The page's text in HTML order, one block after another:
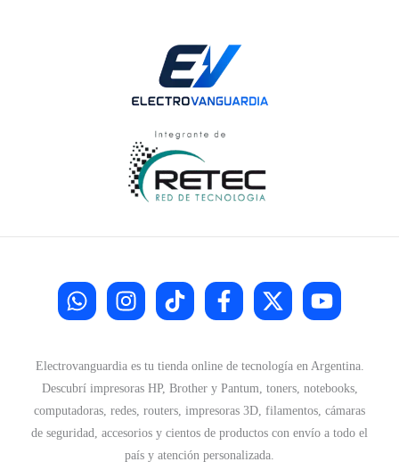
Electrovanguardia es tu tienda online de tecnología en Argentina.
Descubrí impresoras HP, Brother y Pantum, toners, notebooks,
computadoras, redes, routers, impresoras 3D, filamentos, cámaras
de seguridad, accesorios y cientos de productos con envío a todo el
país y atención personalizada.